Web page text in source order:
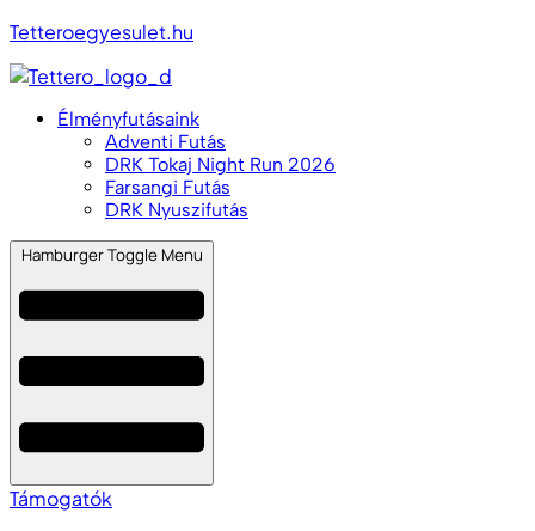
Tetteroegyesulet.hu
Élményfutásaink
Adventi Futás
DRK Tokaj Night Run 2026
Farsangi Futás
DRK Nyuszifutás
Hamburger Toggle Menu
Támogatók